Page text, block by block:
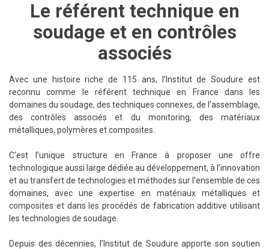
Le référent technique en
soudage et en contrôles
associés
Avec une histoire riche de 115 ans, l’Institut de Soudure est
reconnu comme le référent technique en France dans les
domaines du soudage, des techniques connexes, de l’assemblage,
des contrôles associés et du monitoring, des matériaux
métalliques, polymères et composites.
C’est l’unique structure en France à proposer une offre
technologique aussi large dédiée au développement, à l’innovation
et au transfert de technologies et méthodes sur l’ensemble de ces
domaines, avec une expertise en matériaux métalliques et
composites et dans les procédés de fabrication additive utilisant
les technologies de soudage.
Depuis des décennies, l’Institut de Soudure apporte son soutien